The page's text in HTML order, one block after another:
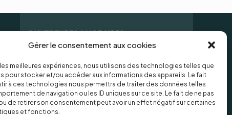
Gérer le consentement aux cookies
meilleures expériences, nous utilisons des technologies telles que
pour stocker et/ou accéder aux informations des appareils. Le fait
à ces technologies nous permettra de traiter des données telles
de navigation ou les ID uniques sur ce site. Le fait de ne pas
de retirer son consentement peut avoir un effet négatif sur certaines
et fonctions.
OUVERTURES & HORAIRES
vendredi de 9h à 18h,
Fermeture samedi et dimanche.
Contactez-nous par téléphone
au07 86 87 90 86